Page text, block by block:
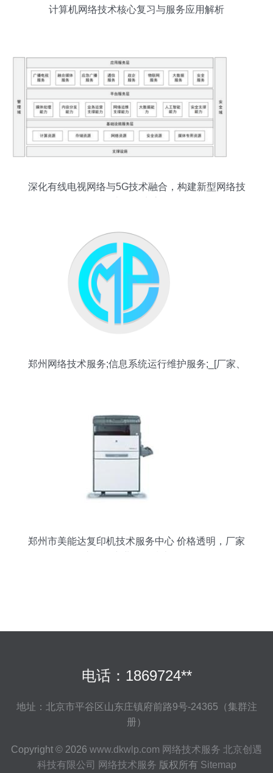
计算机网络技术核心复习与服务应用解析
深化有线电视网络与5G技术融合，构建新型网络技
郑州网络技术服务;信息系统运行维护服务;_[厂家、
郑州市美能达复印机技术服务中心 价格透明，厂家
电话：1869724**
地址：北京市平谷区山东庄镇府前路9号-24365（集群注
册）
Copyright © 2026 www.dkwlp.com 网络技术服务 北京创遇
科技有限公司
网络技术服务 版权所有 Sitemap